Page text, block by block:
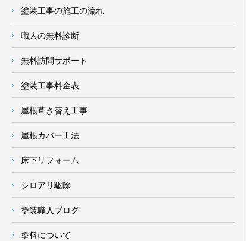
塗装工事の施工の流れ
職人の無料診断
無料訪問サポート
塗装工事料金表
屋根葺き替え工事
屋根カバー工法
床下リフォーム
シロアリ駆除
塗装職人ブログ
塗料について